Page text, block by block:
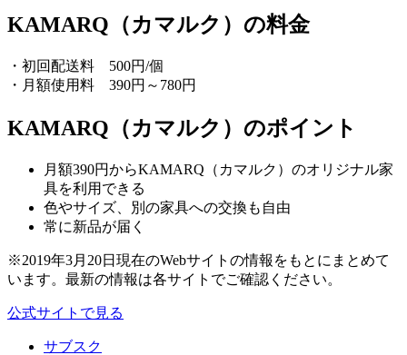
KAMARQ（カマルク）の料金
・初回配送料 500円/個
・月額使用料 390円～780円
KAMARQ（カマルク）のポイント
月額390円からKAMARQ（カマルク）のオリジナル家
具を利用できる
色やサイズ、別の家具への交換も自由
常に新品が届く
※2019年3月20日現在のWebサイトの情報をもとにまとめて
います。最新の情報は各サイトでご確認ください。
公式サイトで見る
サブスク